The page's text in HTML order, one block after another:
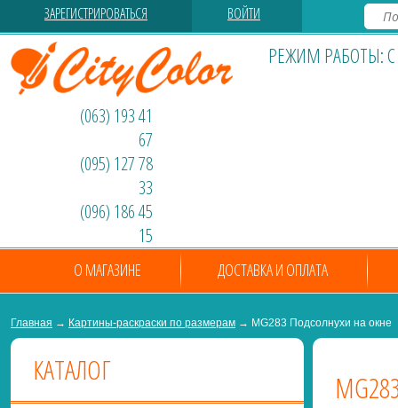
ЗАРЕГИСТРИРОВАТЬСЯ ВОЙТИ
РЕЖИМ РАБОТЫ: С
(063) 193 41
67
(095) 127 78
33
(096) 186 45
15
О МАГАЗИНЕ ДОСТАВКА И ОПЛАТА
Главная → Картины-раскраски по размерам → MG283 Подсолнухи на окне
КАТАЛОГ